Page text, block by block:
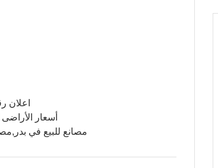
اعلان رقم 79 ويوجد ايضا مصنع للبيع بالعبور
أسعار
مصانع للبيع في بدر,مصانع للبيع في منطقه